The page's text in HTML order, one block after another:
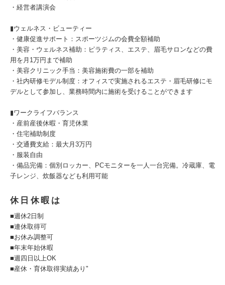
・経営者講演会
▮ウェルネス・ビューティー
・健康促進サポート：スポーツジムの会費全額補助
・美容・ウェルネス補助：ピラティス、エステ、眉毛サロンなどの費
用を月1万円まで補助
・美容クリニック手当：美容施術費の一部を補助
・社内研修モデル制度：オフィスで実施されるエステ・眉毛研修にモ
デルとして参加し、業務時間内に施術を受けることができます
▮ワークライフバランス
・産前産後休暇・育児休業
・住宅補助制度
・交通費支給：最大月3万円
・服装自由
・備品完備：個別ロッカー、PCモニターを一人一台完備。冷蔵庫、電
子レンジ、炊飯器なども利用可能
休日休暇は
■週休2日制
■連休取得可
■お休み調整可
■年末年始休暇
■週四日以上OK
■産休・育休取得実績あり"